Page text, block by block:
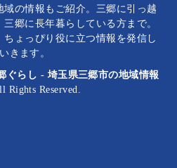
域の情報もご紹介。三郷に引っ越
郷に長年暮らしている方まで。
ょっぴり役に立つ情報を発信し
きます。
ぐらし - 埼玉県三郷市の地域情報
Rights Reserved.